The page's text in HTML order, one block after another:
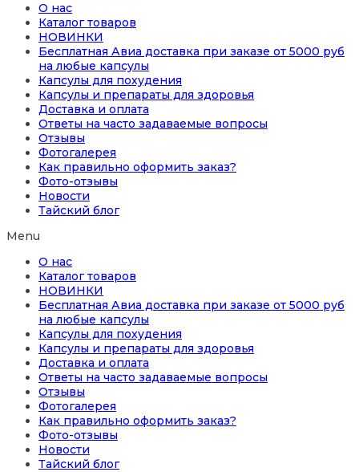
О нас
Каталог товаров
НОВИНКИ
Бесплатная Авиа доставка при заказе от 5000 руб
на любые капсулы
Капсулы для похудения
Капсулы и препараты для здоровья
Доставка и оплата
Ответы на часто задаваемые вопросы
Отзывы
Фотогалерея
Как правильно оформить заказ?
Фото-отзывы
Новости
Тайский блог
Menu
О нас
Каталог товаров
НОВИНКИ
Бесплатная Авиа доставка при заказе от 5000 руб
на любые капсулы
Капсулы для похудения
Капсулы и препараты для здоровья
Доставка и оплата
Ответы на часто задаваемые вопросы
Отзывы
Фотогалерея
Как правильно оформить заказ?
Фото-отзывы
Новости
Тайский блог